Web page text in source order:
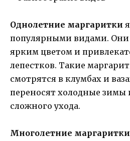
Однолетние маргаритки
популярными видами. Они
ярким цветом и
лепестков. Такие
смотрятся в клумбах и
переносят холодные зимы
сложного ухода.
Многолетние маргаритки